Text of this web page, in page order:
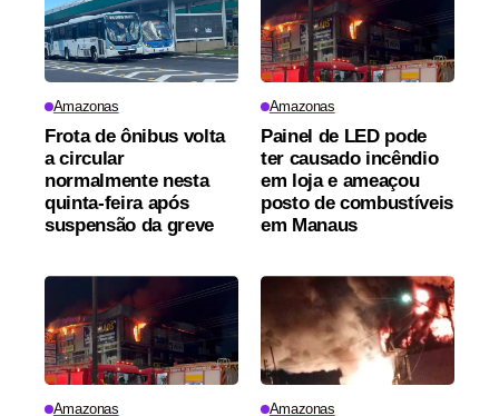
Amazonas
Frota de ônibus volta
a circular
normalmente nesta
quinta-feira após
suspensão da greve
Amazonas
Painel de LED pode
ter causado incêndio
em loja e ameaçou
posto de combustíveis
em Manaus
Amazonas Amazonas